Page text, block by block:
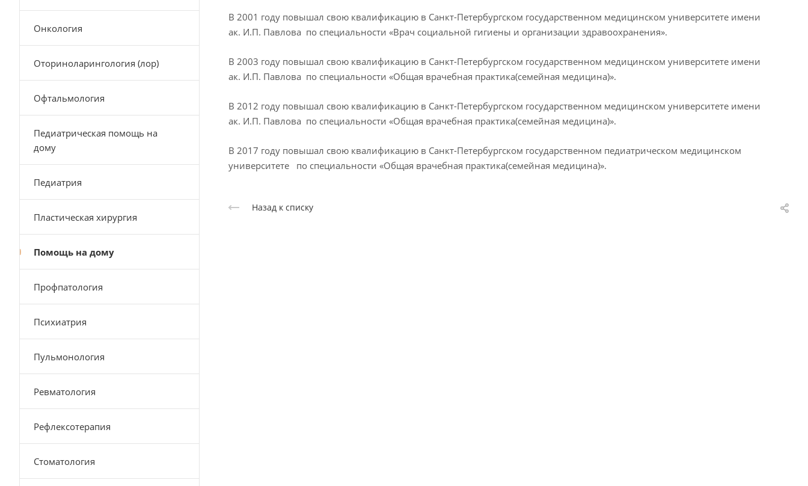
В 2001 году повышал свою квалификацию в Санкт-Петербургском государственном медицинском университете имени
ак. И.П. Павлова по специальности «Врач социальной гигиены и организации здравоохранения».
В 2003 году повышал свою квалификацию в Санкт-Петербургском государственном медицинском университете имени
ак. И.П. Павлова по специальности «Общая врачебная практика(семейная медицина)».
В 2012 году повышал свою квалификацию в Санкт-Петербургском государственном медицинском университете имени
ак. И.П. Павлова по специальности «Общая врачебная практика(семейная медицина)».
В 2017 году повышал свою квалификацию в Санкт-Петербургском государственном педиатрическом медицинском
университете по специальности «Общая врачебная практика(семейная медицина)».
Назад к списку
Онкология
Оториноларингология (лор)
Офтальмология
Педиатрическая помощь на
дому
Педиатрия
Пластическая хирургия
Помощь на дому
Профпатология
Психиатрия
Пульмонология
Ревматология
Рефлексотерапия
Стоматология